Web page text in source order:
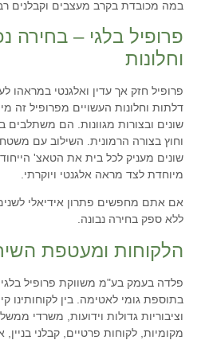
במה מכובדת בקרב מעצבים וקבלנים
פרופיל בלגי – בחירה
וחלונות
פרופיל חזק אך עדין ואלגנטי במראהו
דלתות וחלונות העשויים מפרופיל זה
שונים ובצורות מגוונות. הם משתלבים
וחוץ בצורה הרמונית. השילוב עם
שונים מעניק לכל בית את הטאצ' הייחודי
מיוחדת לצד מראה אלגנטי ויוקרתי.
אם אתם מחפשים פתרון אידיאלי
ללא ספק בחירה נבונה.
הלקוחות ומעטפת
פלדה בעמק בע"מ משווקת פרופיל
בתוספת גומי לאטימה. בין לקוחותינו
וציבוריות גדולות וידועות, משרדי
מקומיות, לקוחות פרטיים, קבלני